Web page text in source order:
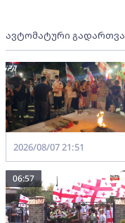
ავტომატური გადართვა
2026/08/07 21:51
06:57